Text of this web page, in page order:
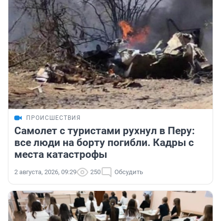
ПРОИСШЕСТВИЯ
Самолет с туристами рухнул в Перу:
все люди на борту погибли. Кадры с
места катастрофы
2 августа, 2026, 09:29 250 Обсудить